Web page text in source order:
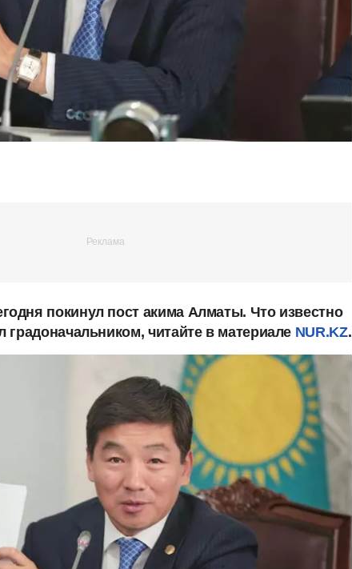
покинул пост акима Алматы. Что известно
читайте в материале NUR.KZ.